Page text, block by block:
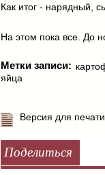
Как итог - нарядный,
На этом пока все. До
Метки записи:
яйца
Версия для
Поделиться